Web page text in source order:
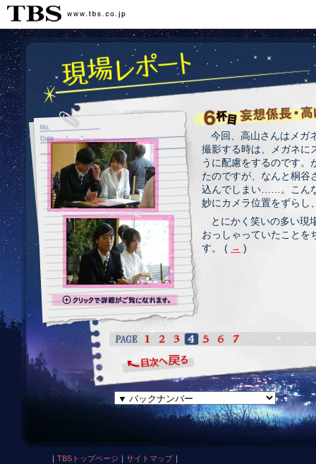
今回、高山さんはメガ
撮影する時は、メガネに
うに配慮をするのです
たのですが、なんと桐谷
込んでしまい……。こん
妙にカメラ位置をずらし
とにかく笑いの多い現
おっしゃっていたことを
す。 ( → )
｜ TBSトップページ ｜ サイトマップ｜